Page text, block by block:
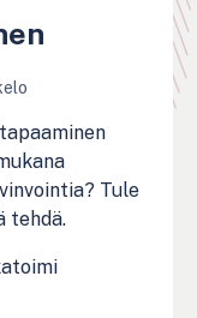
Tule
tehdä.